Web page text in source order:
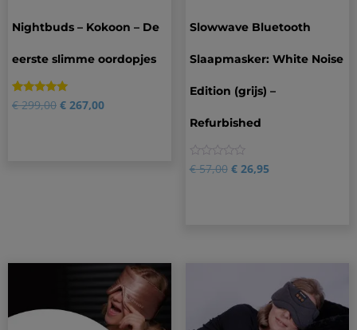
Nightbuds – Kokoon – De
eerste slimme oordopjes
Gewaardeerd
5.00
2
€299,00 € 267,00
Slowwave Bluetooth
Slaapmasker: White Noise
Edition (grijs) –
Refurbished
0
€57,00 €26,95